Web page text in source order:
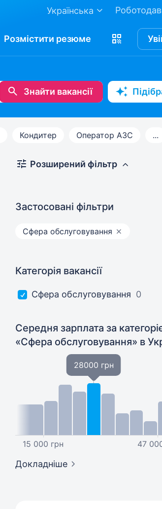
Українська
Розмістити резюме
Знайти вакансії
Кондитер Оператор АЗС ...
Розширений фільтр
Застосовані фільтри
Сфера обслуговування
Категорія вакансії
Сфера обслуговування 0
Середня зарплата за
«Сфера обслуговування» в
15 000 грн
28000 грн
47
Докладніше